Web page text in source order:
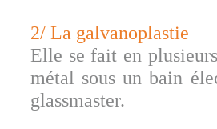
2/ La galvanoplastie
Elle se fait en
métal sous un bain
glassmaster.